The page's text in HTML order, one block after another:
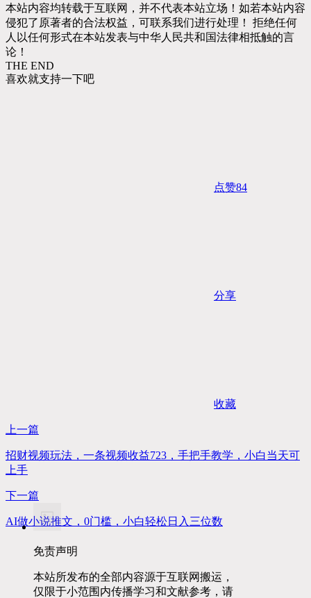
本站内容均转载于互联网，并不代表本站立场！如若本站内容
侵犯了原著者的合法权益，可联系我们进行处理！ 拒绝任何
人以任何形式在本站发表与中华人民共和国法律相抵触的言
论！
THE END
喜欢就支持一下吧
点赞84
分享
收藏
上一篇
招财视频玩法，一条视频收益723，手把手教学，小白当天可
上手
下一篇
AI做小说推文，0门槛，小白轻松日入三位数
免责声明
本站所发布的全部内容源于互联网搬运，
仅限于小范围内传播学习和文献参考，请